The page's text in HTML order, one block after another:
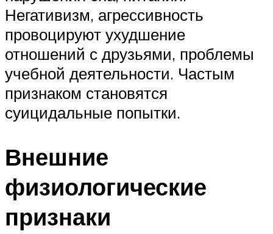
Негативизм, агрессивность
провоцируют ухудшение
отношений с друзьями, проблемы
учебной деятельности. Частым
признаком становятся
суицидальные попытки.
Внешние
физиологические
признаки